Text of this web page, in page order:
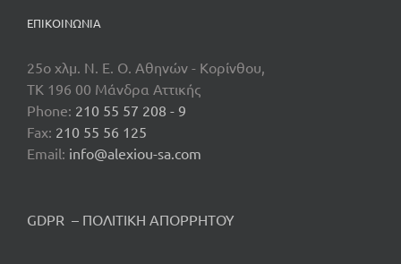
ΕΠΙΚΟΙΝΩΝΊΑ
25o χλμ. Ν. Ε. Ο. Αθηνών - Κορίνθου,
TK 196 00 Μάνδρα Αττικής
Phone: 210 55 57 208 - 9
Fax: 210 55 56 125
Email: info@alexiou-sa.com
GDPR – ΠΟΛΙΤΙΚΗ ΑΠΟΡΡΗΤΟΥ